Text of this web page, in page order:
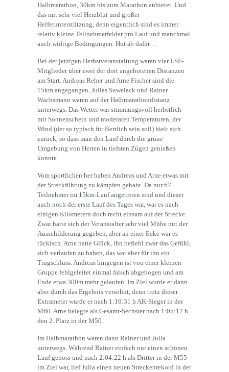
Halbmarathon, 30km bis zum Marathon anbietet. Und
das mit sehr viel Herzblut und großer
Helferunterstützung, denn eigentlich sind es immer
relativ kleine Teilnehmerfelder pro Lauf und manchmal
auch widrige Bedingungen. Hut ab dafür…
Bei der jetzigen Herbstveranstaltung waren vier LSF-
Mitglieder über zwei der dort angebotenen Distanzen
am Start. Andreas Reher und Arne Fischer sind die
15km angegangen, Julias Suwelack und Rainer
Wachsmann waren auf der Halbmarathondistanz
unterwegs. Das Wetter war stimmungsvoll herbstlich
mit Sonnenschein und moderaten Temperaturen, der
Wind (der so typisch für Bertlich sein soll) hielt sich
zurück, so dass man den Lauf durch die grüne
Umgebung von Herten in tiefsten Zügen genießen
konnte.
Vom sportlichen her haben Andreas und Arne etwas mit
der Streckführung zu kämpfen gehabt. Da nur 67
Teilnehmer im 15km-Lauf angetreten sind und dieser
auch noch der erste Lauf des Tages war, war es nach
einigen Kilometern doch recht einsam auf der Strecke.
Zwar hatte sich der Veranstalter sehr viel Mühe mit der
Ausschilderung gegeben, aber an einer Ecke war es
tückisch. Arne hatte Glück, ihn befiehl zwar das Gefühl,
sich verlaufen zu haben, das war aber für ihn ein
Trugschluss. Andreas hingegen ist von einer kleinen
Gruppe fehlgeleitet einmal falsch abgebogen und am
Ende etwa 300m mehr gelaufen. Im Ziel wurde er dann
aber durch das Ergebnis versöhnt, denn trotz dieser
Extrameter wurde er nach 1:10:31 h AK-Sieger in der
M60. Arne belegte als Gesamt-Sechster nach 1:05:12 h
den 2. Platz in der M50.
Im Halbmarathon waren dann Rainer und Julia
unterwegs. Während Rainer einfach nur einen schönen
Lauf genoss und nach 2:04:22 h als Dritter in der M55
im Ziel war, lief Julia einen neuen Streckenrekord in der